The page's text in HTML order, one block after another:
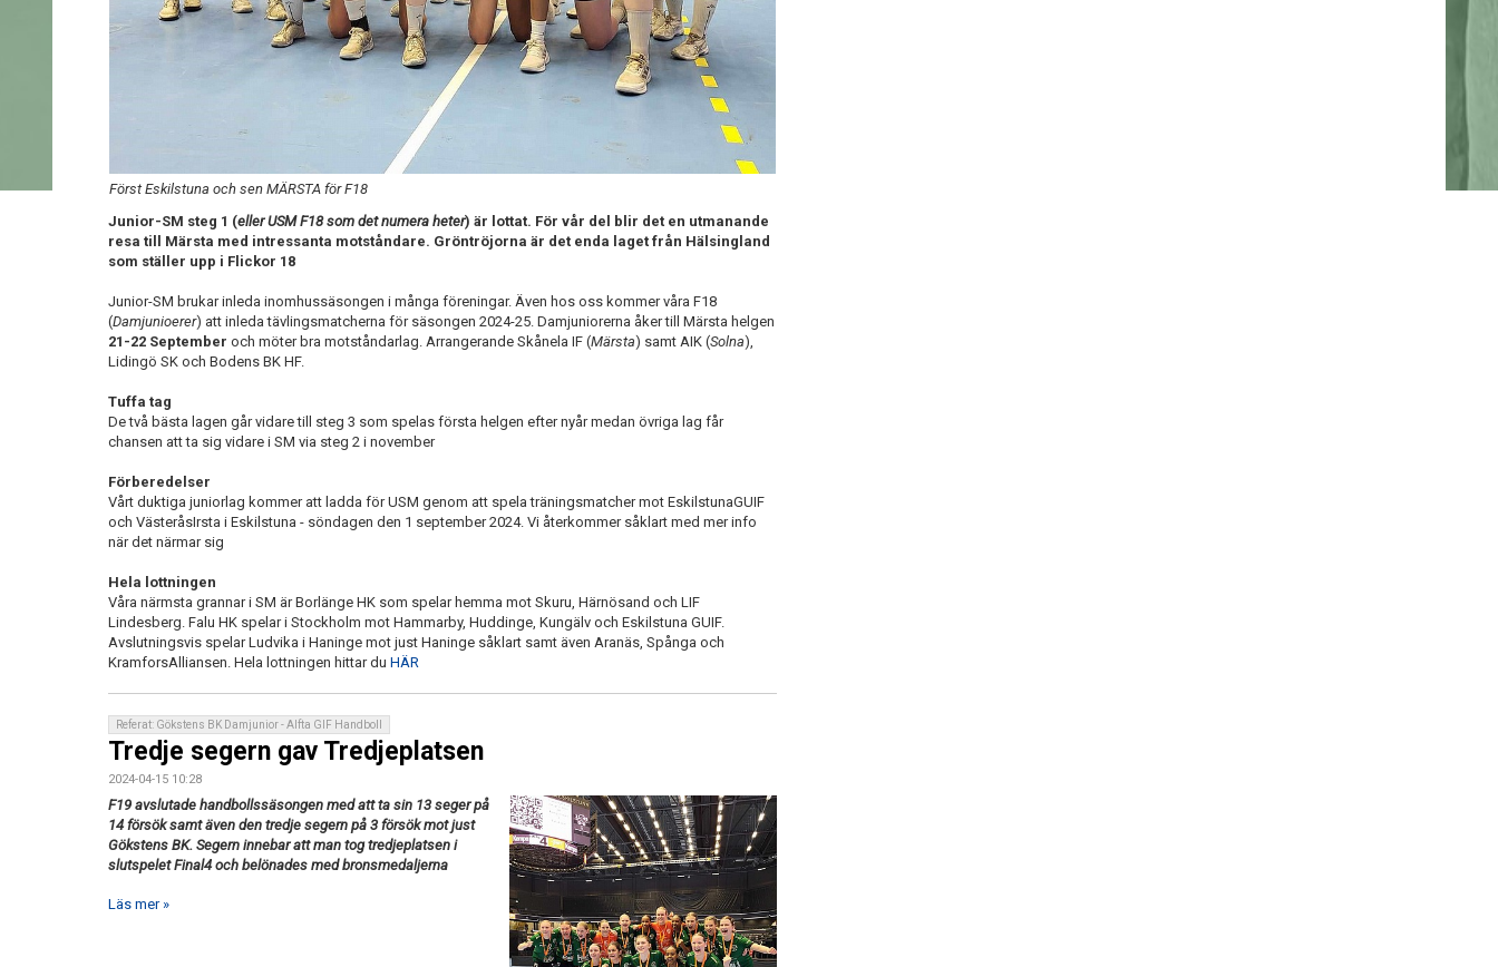
Först Eskilstuna och sen MÄRSTA för F18
Junior-SM steg 1 (eller USM F18 som det numera heter) är lottat. För vår del blir det en utmanande
resa till Märsta med intressanta motståndare. Gröntröjorna är det enda laget från Hälsingland
som ställer upp i Flickor 18
Junior-SM brukar inleda inomhussäsongen i många föreningar. Även hos oss kommer våra F18
(Damjunioerer) att inleda tävlingsmatcherna för säsongen 2024-25. Damjuniorerna åker till Märsta helgen
21-22 September och möter bra motståndarlag. Arrangerande Skånela IF (Märsta) samt AIK (Solna),
Lidingö SK och Bodens BK HF.
Tuffa tag
De två bästa lagen går vidare till steg 3 som spelas första helgen efter nyår medan övriga lag får
chansen att ta sig vidare i SM via steg 2 i november
Förberedelser
Vårt duktiga juniorlag kommer att ladda för USM genom att spela träningsmatcher mot EskilstunaGUIF
och VästeråsIrsta i Eskilstuna - söndagen den 1 september 2024. Vi återkommer såklart med mer info
när det närmar sig
Hela lottningen
Våra närmsta grannar i SM är Borlänge HK som spelar hemma mot Skuru, Härnösand och LIF
Lindesberg. Falu HK spelar i Stockholm mot Hammarby, Huddinge, Kungälv och Eskilstuna GUIF.
Avslutningsvis spelar Ludvika i Haninge mot just Haninge såklart samt även Aranäs, Spånga och
KramforsAlliansen. Hela lottningen hittar du HÄR
Referat: Gökstens BK Damjunior - Alfta GIF Handboll
Tredje segern gav Tredjeplatsen
2024-04-15 10:28
F19 avslutade handbollssäsongen med att ta sin 13 seger på
14 försök samt även den tredje segern på 3 försök mot just
Gökstens BK. Segern innebar att man tog tredjeplatsen i
slutspelet Final4 och belönades med bronsmedaljerna
Läs mer »